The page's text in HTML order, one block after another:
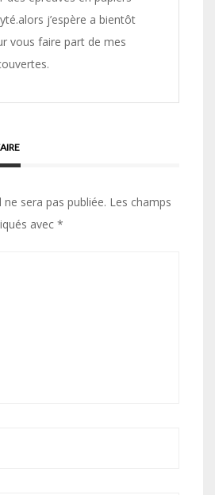
j’espère a bientôt
vous faire part de mes
sera pas publiée. Les champs
avec *